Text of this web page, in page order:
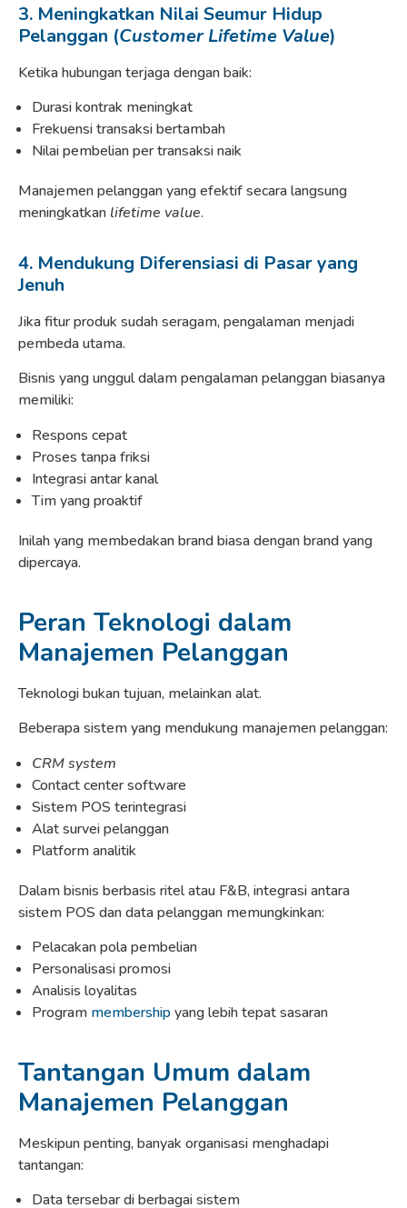
3. Meningkatkan Nilai Seumur Hidup
Pelanggan (Customer Lifetime Value)
Ketika hubungan terjaga dengan baik:
Durasi kontrak meningkat
Frekuensi transaksi bertambah
Nilai pembelian per transaksi naik
Manajemen pelanggan yang efektif secara langsung
meningkatkan lifetime value.
4. Mendukung Diferensiasi di Pasar yang
Jenuh
Jika fitur produk sudah seragam, pengalaman menjadi
pembeda utama.
Bisnis yang unggul dalam pengalaman pelanggan biasanya
memiliki:
Respons cepat
Proses tanpa friksi
Integrasi antar kanal
Tim yang proaktif
Inilah yang membedakan brand biasa dengan brand yang
dipercaya.
Peran Teknologi dalam
Manajemen Pelanggan
Teknologi bukan tujuan, melainkan alat.
Beberapa sistem yang mendukung manajemen pelanggan:
CRM system
Contact center software
Sistem POS terintegrasi
Alat survei pelanggan
Platform analitik
Dalam bisnis berbasis ritel atau F&B, integrasi antara
sistem POS dan data pelanggan memungkinkan:
Pelacakan pola pembelian
Personalisasi promosi
Analisis loyalitas
Program membershipyang lebih tepat sasaran
Tantangan Umum dalam
Manajemen Pelanggan
Meskipun penting, banyak organisasi menghadapi
tantangan:
Data tersebar di berbagai sistem